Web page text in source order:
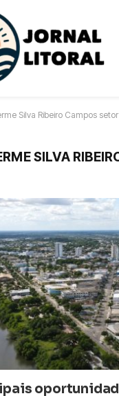
Silva Ribeiro Campos
SILVA